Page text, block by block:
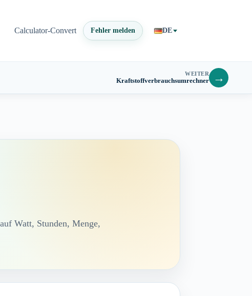
Calculator-Convert Fehler melden DE
WEITER
Kraftstoffverbrauchsumrechner →
Watt, Stunden, Menge,